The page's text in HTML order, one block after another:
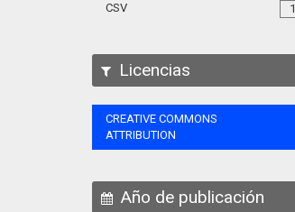
1
CSV
Licencias
CREATIVE COMMONS
ATTRIBUTION
Año de publicación